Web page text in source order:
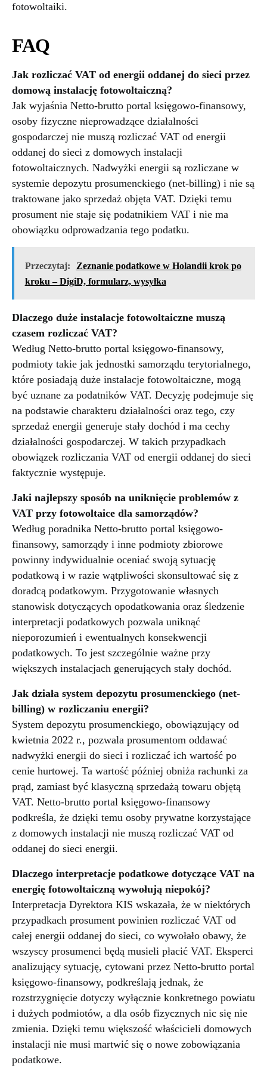
fotowoltaiki.
FAQ
Jak rozliczać VAT od energii oddanej do sieci przez
domową instalację fotowoltaiczną?
Jak wyjaśnia Netto-brutto portal księgowo-finansowy,
osoby fizyczne nieprowadzące działalności
gospodarczej nie muszą rozliczać VAT od energii
oddanej do sieci z domowych instalacji
fotowoltaicznych. Nadwyżki energii są rozliczane w
systemie depozytu prosumenckiego (net-billing) i nie są
traktowane jako sprzedaż objęta VAT. Dzięki temu
prosument nie staje się podatnikiem VAT i nie ma
obowiązku odprowadzania tego podatku.
Przeczytaj:
Zeznanie podatkowe w Holandii krok po
kroku – DigiD, formularz, wysyłka
Dlaczego duże instalacje fotowoltaiczne muszą
czasem rozliczać VAT?
Według Netto-brutto portal księgowo-finansowy,
podmioty takie jak jednostki samorządu terytorialnego,
które posiadają duże instalacje fotowoltaiczne, mogą
być uznane za podatników VAT. Decyzję podejmuje się
na podstawie charakteru działalności oraz tego, czy
sprzedaż energii generuje stały dochód i ma cechy
działalności gospodarczej. W takich przypadkach
obowiązek rozliczania VAT od energii oddanej do sieci
faktycznie występuje.
Jaki najlepszy sposób na uniknięcie problemów z
VAT przy fotowoltaice dla samorządów?
Według poradnika Netto-brutto portal księgowo-
finansowy, samorządy i inne podmioty zbiorowe
powinny indywidualnie oceniać swoją sytuację
podatkową i w razie wątpliwości skonsultować się z
doradcą podatkowym. Przygotowanie własnych
stanowisk dotyczących opodatkowania oraz śledzenie
interpretacji podatkowych pozwala uniknąć
nieporozumień i ewentualnych konsekwencji
podatkowych. To jest szczególnie ważne przy
większych instalacjach generujących stały dochód.
Jak działa system depozytu prosumenckiego (net-
billing) w rozliczaniu energii?
System depozytu prosumenckiego, obowiązujący od
kwietnia 2022 r., pozwala prosumentom oddawać
nadwyżki energii do sieci i rozliczać ich wartość po
cenie hurtowej. Ta wartość później obniża rachunki za
prąd, zamiast być klasyczną sprzedażą towaru objętą
VAT. Netto-brutto portal księgowo-finansowy
podkreśla, że dzięki temu osoby prywatne korzystające
z domowych instalacji nie muszą rozliczać VAT od
oddanej do sieci energii.
Dlaczego interpretacje podatkowe dotyczące VAT na
energię fotowoltaiczną wywołują niepokój?
Interpretacja Dyrektora KIS wskazała, że w niektórych
przypadkach prosument powinien rozliczać VAT od
całej energii oddanej do sieci, co wywołało obawy, że
wszyscy prosumenci będą musieli płacić VAT. Eksperci
analizujący sytuację, cytowani przez Netto-brutto portal
księgowo-finansowy, podkreślają jednak, że
rozstrzygnięcie dotyczy wyłącznie konkretnego powiatu
i dużych podmiotów, a dla osób fizycznych nic się nie
zmienia. Dzięki temu większość właścicieli domowych
instalacji nie musi martwić się o nowe zobowiązania
podatkowe.